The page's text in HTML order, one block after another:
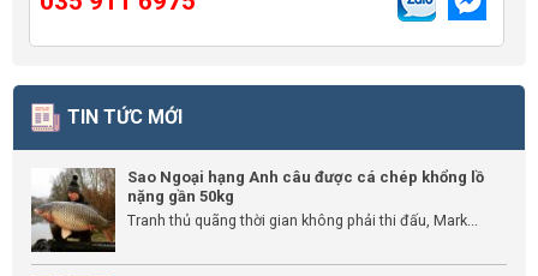
TIN TỨC MỚI
Sao Ngoại hạng Anh câu được cá chép khổng lồ
nặng gần 50kg
Tranh thủ quãng thời gian không phải thi đấu, Mark...